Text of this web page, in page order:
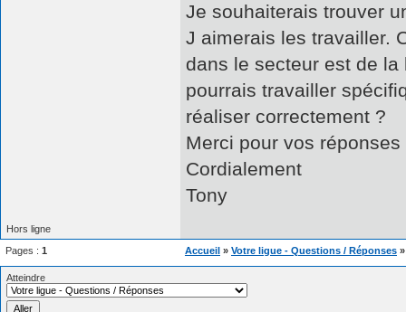
Je souhaiterais trouver
J aimerais les travailler.
dans le secteur est de
pourrais travailler
réaliser correctement ?
Merci pour vos réponses
Cordialement
Tony
Hors ligne
Pages : 1 Accueil » Votre ligue - Questions / Réponses
Atteindre